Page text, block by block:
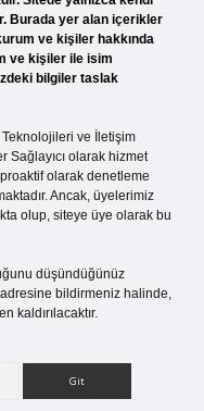
Burada yer alan içerikler
ve kişiler hakkında
ve kişiler ile isim
bilgiler taslak
ve İletişim
Sağlayıcı olarak hizmet
olarak denetleme
Ancak, üyelerimiz
olup, siteye üye olarak bu
düşündüğünüz
adresine bildirmeniz halinde,
kaldırılacaktır.